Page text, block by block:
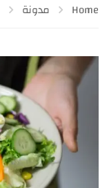
Home مدونة